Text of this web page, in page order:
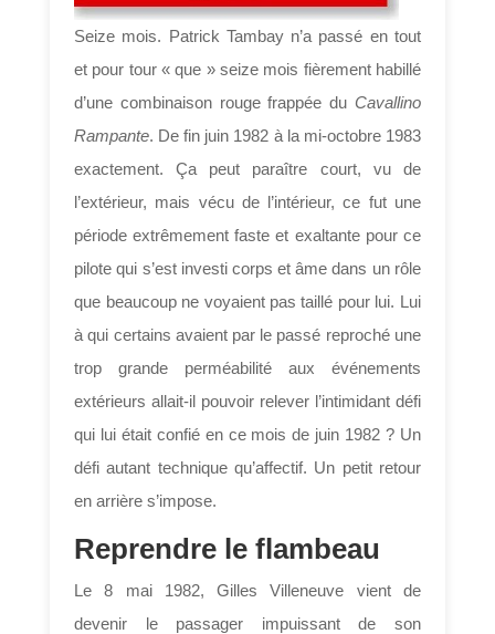
Seize mois. Patrick Tambay n’a passé en tout
et pour tour « que » seize mois fièrement habillé
d’une combinaison rouge frappée du Cavallino
Rampante. De fin juin 1982 à la mi-octobre 1983
exactement. Ça peut paraître court, vu de
l’extérieur, mais vécu de l’intérieur, ce fut une
période extrêmement faste et exaltante pour ce
pilote qui s’est investi corps et âme dans un rôle
que beaucoup ne voyaient pas taillé pour lui. Lui
à qui certains avaient par le passé reproché une
trop grande perméabilité aux événements
extérieurs allait-il pouvoir relever l’intimidant défi
qui lui était confié en ce mois de juin 1982 ? Un
défi autant technique qu’affectif. Un petit retour
en arrière s’impose.
Reprendre le flambeau
Le 8 mai 1982, Gilles Villeneuve vient de
devenir le passager impuissant de son